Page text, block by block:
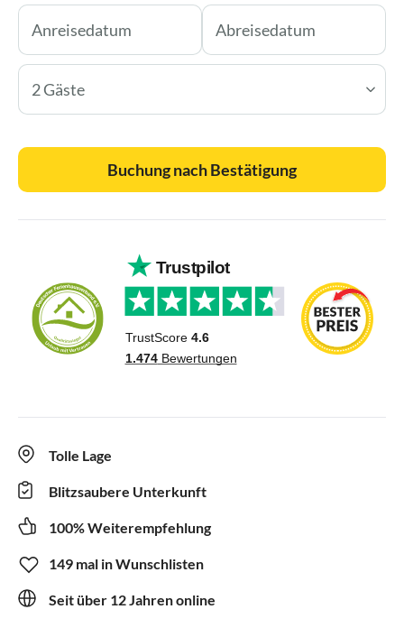
2 Gäste
Buchung nach Bestätigung
Tolle Lage
Blitzsaubere Unterkunft
100% Weiterempfehlung
149 mal in Wunschlisten
Seit über 12 Jahren online